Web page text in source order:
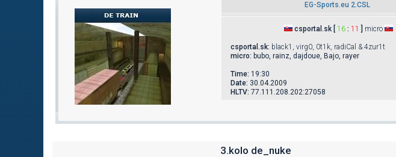
EG-Sports.eu 2.CSL
csportal.sk [ 16 : 11 micro
csportal.sk: black1, virg0, 0t1k, radiCal & 4zur1t
micro: bubo, rainz, dajdoue, Bajo, rayer
Time: 19:30
Date: 30.04.2009
HLTV: 77.111.208.202:27058
3.kolo de_nuke